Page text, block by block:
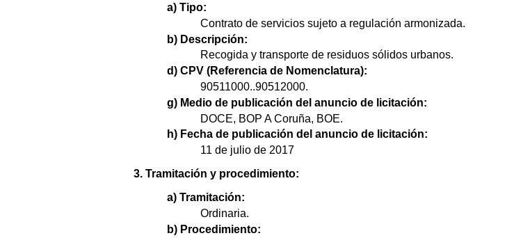
a) Tipo:
Contrato de servicios sujeto a regulación armonizada.
b) Descripción:
Recogida y transporte de residuos sólidos urbanos.
d) CPV (Referencia de Nomenclatura):
90511000..90512000.
g) Medio de publicación del anuncio de licitación:
DOCE, BOP A Coruña, BOE.
h) Fecha de publicación del anuncio de licitación:
11 de julio de 2017
3. Tramitación y procedimiento:
a) Tramitación:
Ordinaria.
b) Procedimiento: